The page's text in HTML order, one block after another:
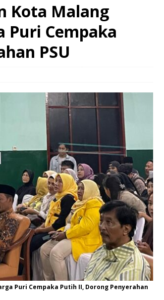
Kota Malang
Puri Cempaka
PSU
Puri Cempaka Putih II, Dorong Penyerahan